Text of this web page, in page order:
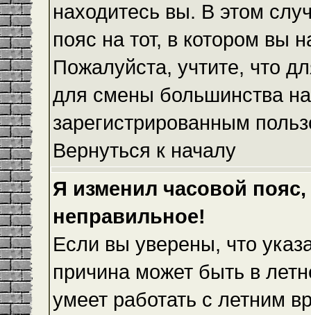
находитесь вы. В этом
пояс на тот, в котором вы
Пожалуйста, учтите, что
для смены большинства
зарегистрированным
Вернуться к началу
Я изменил часовой
неправильное!
Если вы уверены, что
причина может быть в
умеет работать с летним